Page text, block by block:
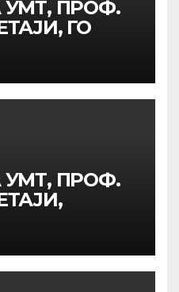
УМТ, ПРОФ.
ГО
АД МЕПСО,
УМТ, ПРОФ.
СРЕДБА
ОД
SUBÜ ОД
ПРОФ. Д-Р